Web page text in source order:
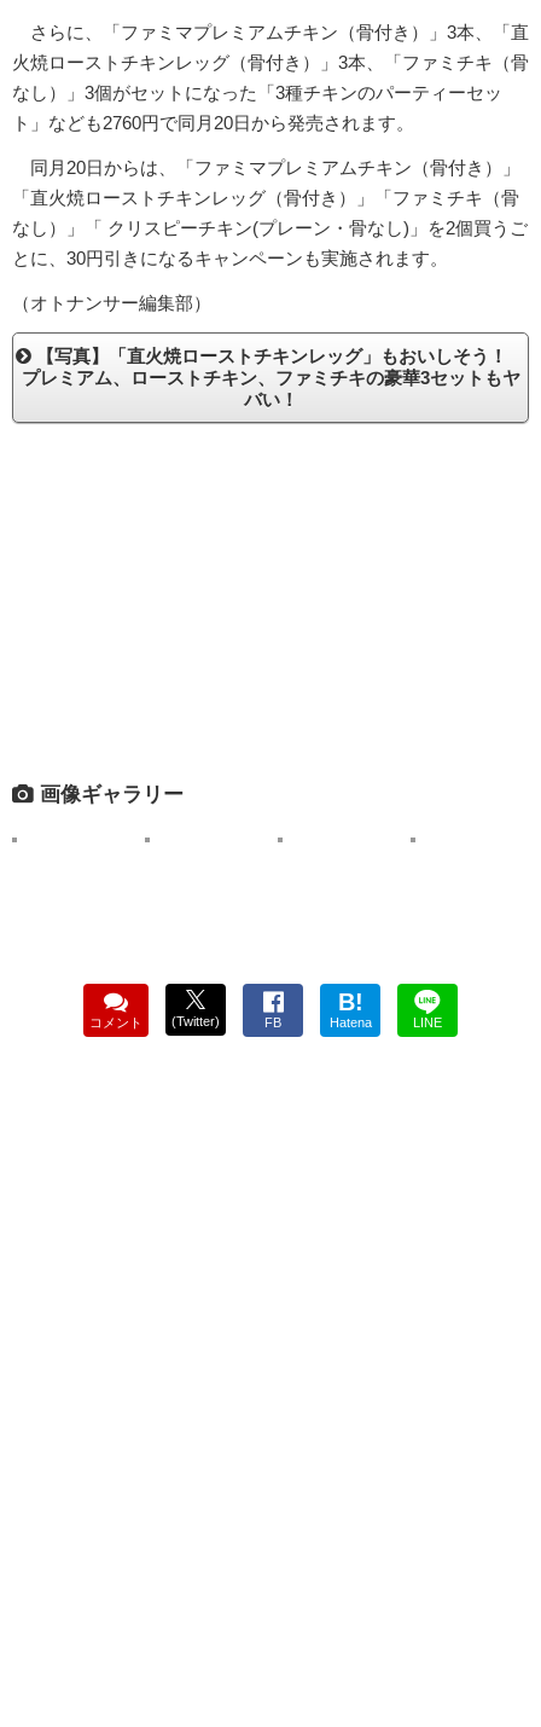
さらに、「ファミマプレミアムチキン（骨付き）」3本、「直
火焼ローストチキンレッグ（骨付き）」3本、「ファミチキ（骨
なし）」3個がセットになった「3種チキンのパーティーセッ
ト」なども2760円で同月20日から発売されます。
同月20日からは、「ファミマプレミアムチキン（骨付き）」
「直火焼ローストチキンレッグ（骨付き）」「ファミチキ（骨
なし）」「 クリスピーチキン(プレーン・骨なし)」を2個買うご
とに、30円引きになるキャンペーンも実施されます。
（オトナンサー編集部）
【写真】「直火焼ローストチキンレッグ」もおいしそう！
プレミアム、ローストチキン、ファミチキの豪華3セットもヤ
バい！
画像ギャラリー
コメント (Twitter) FB
B!
Hatena LINE